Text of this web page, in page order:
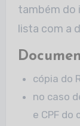
também do
lista com a
cópia do
no caso
e CPF